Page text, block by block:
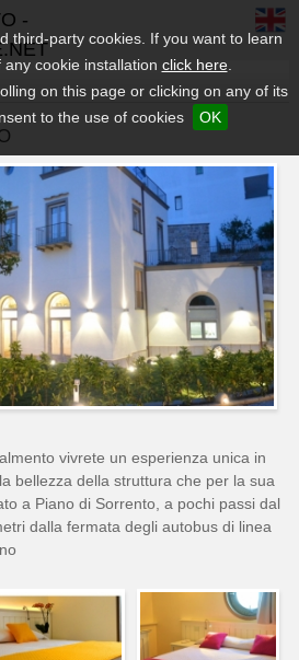
third-party cookies. If you want to learn
cookie installation click here.
on this page or clicking on any of its
to the use of cookies
OK
-
DI
vivrete un esperienza unica in
bellezza della struttura che per la sua
a Piano di Sorrento, a pochi passi dal
dalla fermata degli autobus di linea